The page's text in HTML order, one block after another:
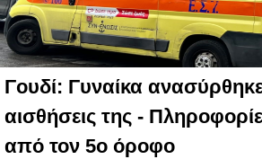
Γουδί: Γυναίκα
αισθήσεις της -
από τον 5ο όροφο